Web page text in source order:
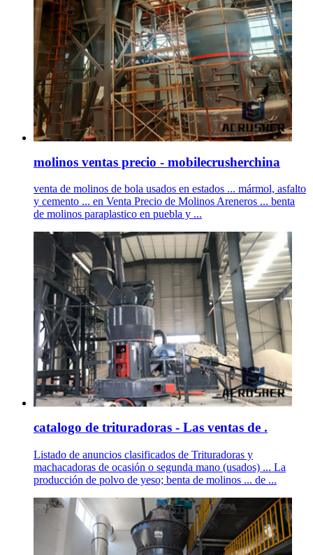
molinos ventas precio - mobilecrusherchina
venta de molinos de bola usados en estados ... mármol, asfalto
y cemento ... en Venta Precio de Molinos Areneros ... benta
de molinos paraplastico en puebla y ...
catalogo de trituradoras - Las ventas de .
Listado de anuncios clasificados de Trituradoras y
machacadoras de ocasión o segunda mano (usados) ... La
producción de polvo de yeso; benta de molinos ... de ...